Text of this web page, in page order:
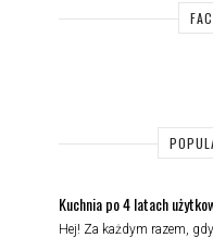
Kuchnia po 4 latach
Hej! Za każdym razem,